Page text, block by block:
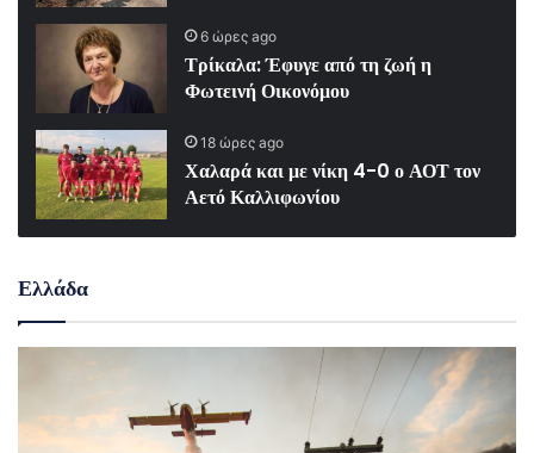
6 ώρες ago
Τρίκαλα: Έφυγε από τη ζωή η
Φωτεινή Οικονόμου
18 ώρες ago
Χαλαρά και με νίκη 4-0 ο ΑΟΤ τον
Αετό Καλλιφωνίου
Ελλάδα